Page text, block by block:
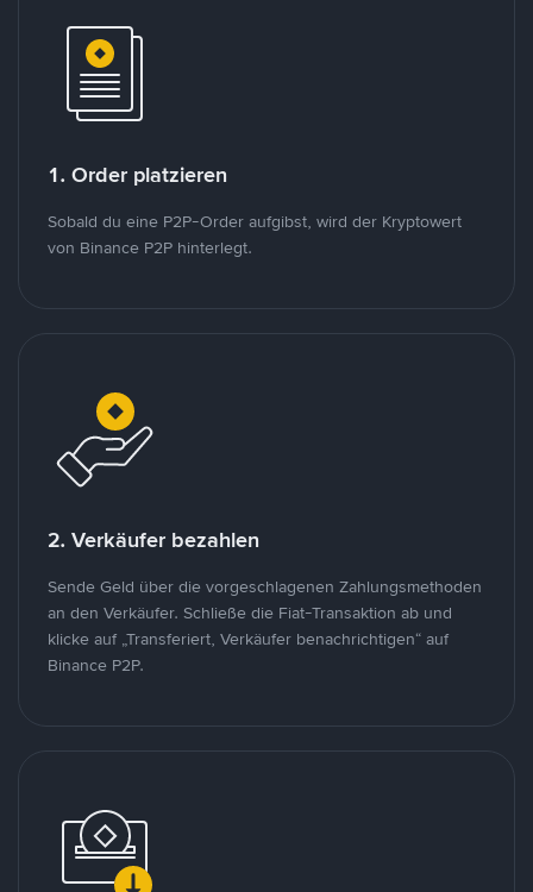
1. Order platzieren
Sobald du eine P2P-Order aufgibst, wird der Kryptowert
von Binance P2P hinterlegt.
2. Verkäufer bezahlen
Sende Geld über die vorgeschlagenen Zahlungsmethoden
an den Verkäufer. Schließe die Fiat-Transaktion ab und
klicke auf „Transferiert, Verkäufer benachrichtigen“ auf
Binance P2P.